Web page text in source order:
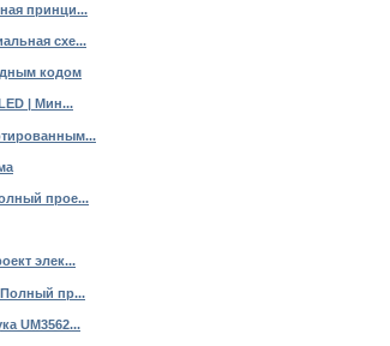
принци...
схе...
кодом
| Мин...
прое...
элек...
Полный пр...
UM3562...